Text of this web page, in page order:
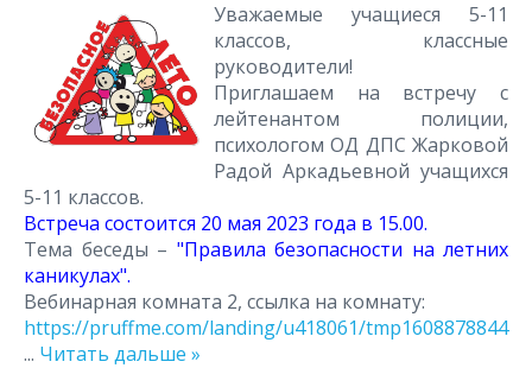
Уважаемые учащиеся 5-11
классов, классные
руководители!
Приглашаем на встречу с
лейтенантом полиции,
психологом ОД ДПС Жарковой
Радой Аркадьевной учащихся
5-11 классов.
Встреча состоится 20 мая 2023 года в 15.00.
Тема беседы – "Правила безопасности на летних
каникулах".
Вебинарная комната 2, ссылка на комнату:
https://pruffme.com/landing/u418061/tmp1608878844
... Читать дальше »